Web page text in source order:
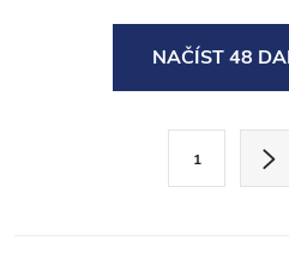
141x54x46cm vás okouzlí
NAČÍST 48
1